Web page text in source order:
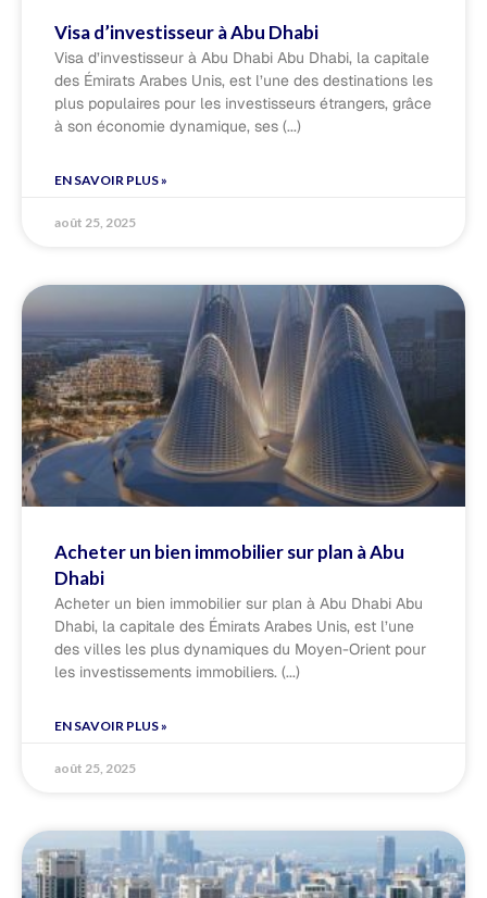
Visa d’investisseur à Abu Dhabi
Visa d’investisseur à Abu Dhabi Abu Dhabi, la capitale
des Émirats Arabes Unis, est l’une des destinations les
plus populaires pour les investisseurs étrangers, grâce
à son économie dynamique, ses
EN SAVOIR PLUS »
août 25, 2025
Acheter un bien immobilier sur plan à Abu
Dhabi
Acheter un bien immobilier sur plan à Abu Dhabi Abu
Dhabi, la capitale des Émirats Arabes Unis, est l’une
des villes les plus dynamiques du Moyen-Orient pour
les investissements immobiliers.
EN SAVOIR PLUS »
août 25, 2025